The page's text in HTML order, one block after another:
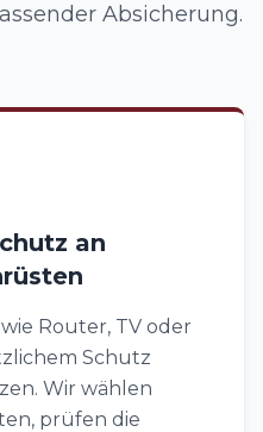
Absicherung.
an
Router, TV oder
Schutz
Wir wählen
prüfen die